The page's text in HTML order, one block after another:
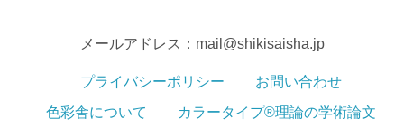
メールアドレス：mail@shikisaisha.jp
プライバシーポリシー
お問い合わせ
色彩舎について
カラータイプ®理論の学術論文